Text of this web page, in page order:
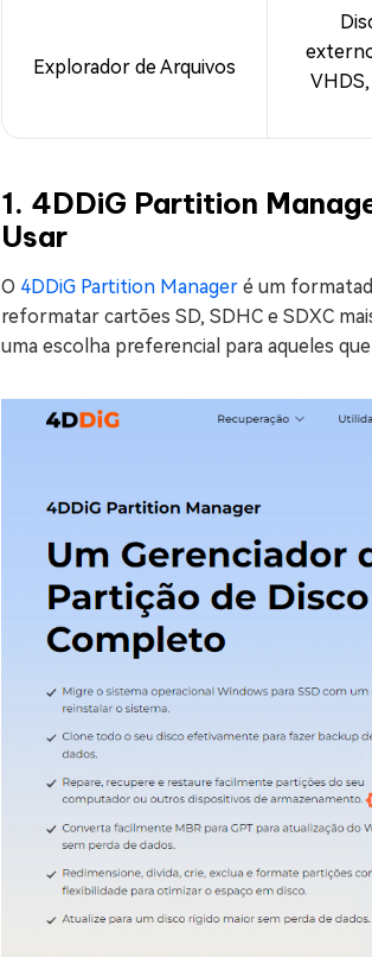
Explorador de Arquivos
1. 4DDiG Partition
Usar
O 4DDiG Partition Manager é um
reformatar cartões SD, SDHC e SDXC
uma escolha preferencial para aqueles